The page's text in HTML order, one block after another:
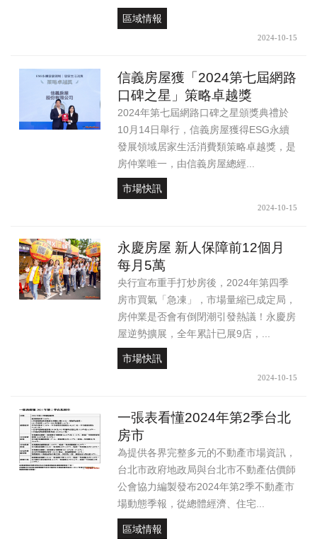
區域情報
2024-10-15
信義房屋獲「2024第七屆網路
口碑之星」策略卓越獎
2024年第七屆網路口碑之星頒獎典禮於
10月14日舉行，信義房屋獲得ESG永續
發展領域居家生活消費類策略卓越獎，是
房仲業唯一，由信義房屋總經...
市場快訊
2024-10-15
永慶房屋 新人保障前12個月
每月5萬
央行宣布重手打炒房後，2024年第四季
房市買氣「急凍」，市場量縮已成定局，
房仲業是否會有倒閉潮引發熱議！永慶房
屋逆勢擴展，全年累計已展9店，...
市場快訊
2024-10-15
一張表看懂2024年第2季台北
房市
為提供各界完整多元的不動產市場資訊，
台北市政府地政局與台北市不動產估價師
公會協力編製發布2024年第2季不動產市
場動態季報，從總體經濟、住宅...
區域情報